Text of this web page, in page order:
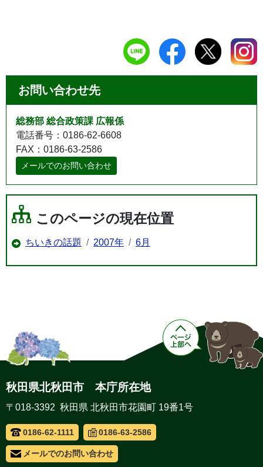
お問い合わせ先
総務部 総合政策課 広報係
電話番号：0186-62-6608
FAX：0186-63-2586
メールでのお問い合わせ
このページの現在位置
ちいきの話題 2007年 6月
秋田県北秋田市 本庁所在地
〒018-3392 秋田県 北秋田市花園町 19番1号
0186-62-1111 0186-63-2586
メールでのお問い合わせ